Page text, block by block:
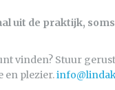
uit de praktijk,
vinden? Stuur
en plezier.